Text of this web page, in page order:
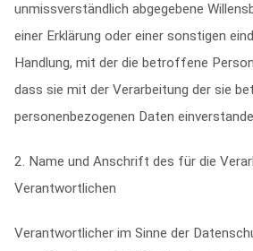
unmissverständlich abgegebene
einer Erklärung oder einer sonstigen
Handlung, mit der die betroffene
dass sie mit der Verarbeitung der sie
personenbezogenen Daten
2. Name und Anschrift des für die
Verantwortlichen
Verantwortlicher im Sinne der